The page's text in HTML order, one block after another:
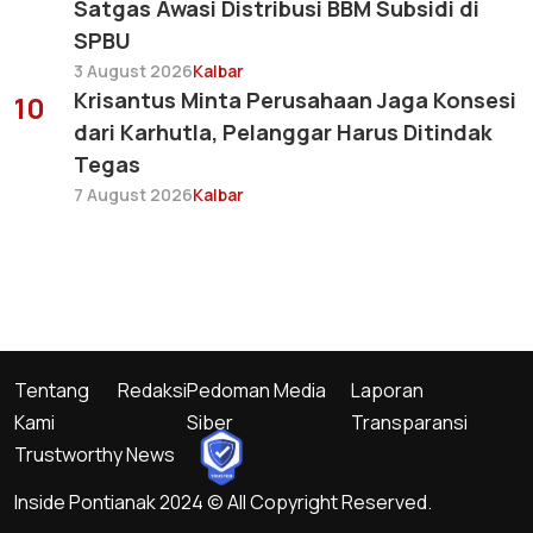
Satgas Awasi Distribusi BBM Subsidi di
SPBU
3 August 2026Kalbar
10
Krisantus Minta Perusahaan Jaga Konsesi
dari Karhutla, Pelanggar Harus Ditindak
Tegas
7 August 2026Kalbar
Inside Pontianak 2024 © All Copyright Reserved.
Trustworthy News
Tentang
Kami
RedaksiPedoman Media
Siber
Laporan
Transparansi